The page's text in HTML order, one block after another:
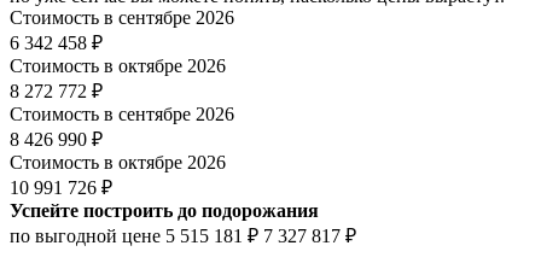
Стоимость в сентябре 2026
6 342 458 ₽
Стоимость в октябре 2026
8 272 772 ₽
Стоимость в сентябре 2026
8 426 990 ₽
Стоимость в октябре 2026
10 991 726 ₽
Успейте построить до подорожания
по выгодной цене 5 515 181 ₽ 7 327 817 ₽